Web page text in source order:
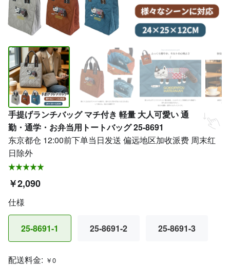
手提げランチバッグ マチ付き 軽量 大人可愛い 通
勤・通学・お弁当用トートバッグ 25-8691
东京都仓 12:00前下单当日发送 偏远地区加收派费 周末红
日除外
￥2,090
仕様
25-8691-1 25-8691-2 25-8691-3
配送料金: ￥0